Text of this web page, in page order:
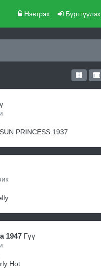
Нэвтрэх Бүртгүүлэх
PRINCESS 1937
1947 Гүү
Hot